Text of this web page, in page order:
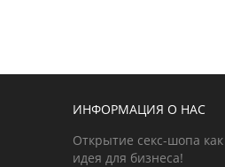
ИНФОРМАЦИЯ О НАС
Открытие секс-шопа как
идея для бизнеса!